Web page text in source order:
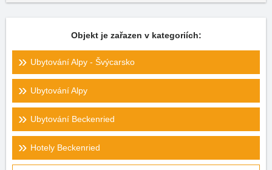
Objekt je zařazen v kategoriích:
Ubytování Alpy - Švýcarsko
Ubytování Alpy
Ubytování Beckenried
Hotely Beckenried